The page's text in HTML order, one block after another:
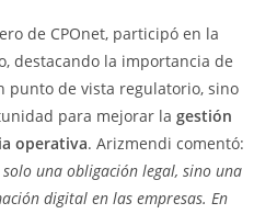
de CPOnet, participó en la
destacando la importancia de
punto de vista regulatorio, sino
para mejorar la gestión
operativa. Arizmendi comentó:
solo una obligación legal, sino una
digital en las empresas. En